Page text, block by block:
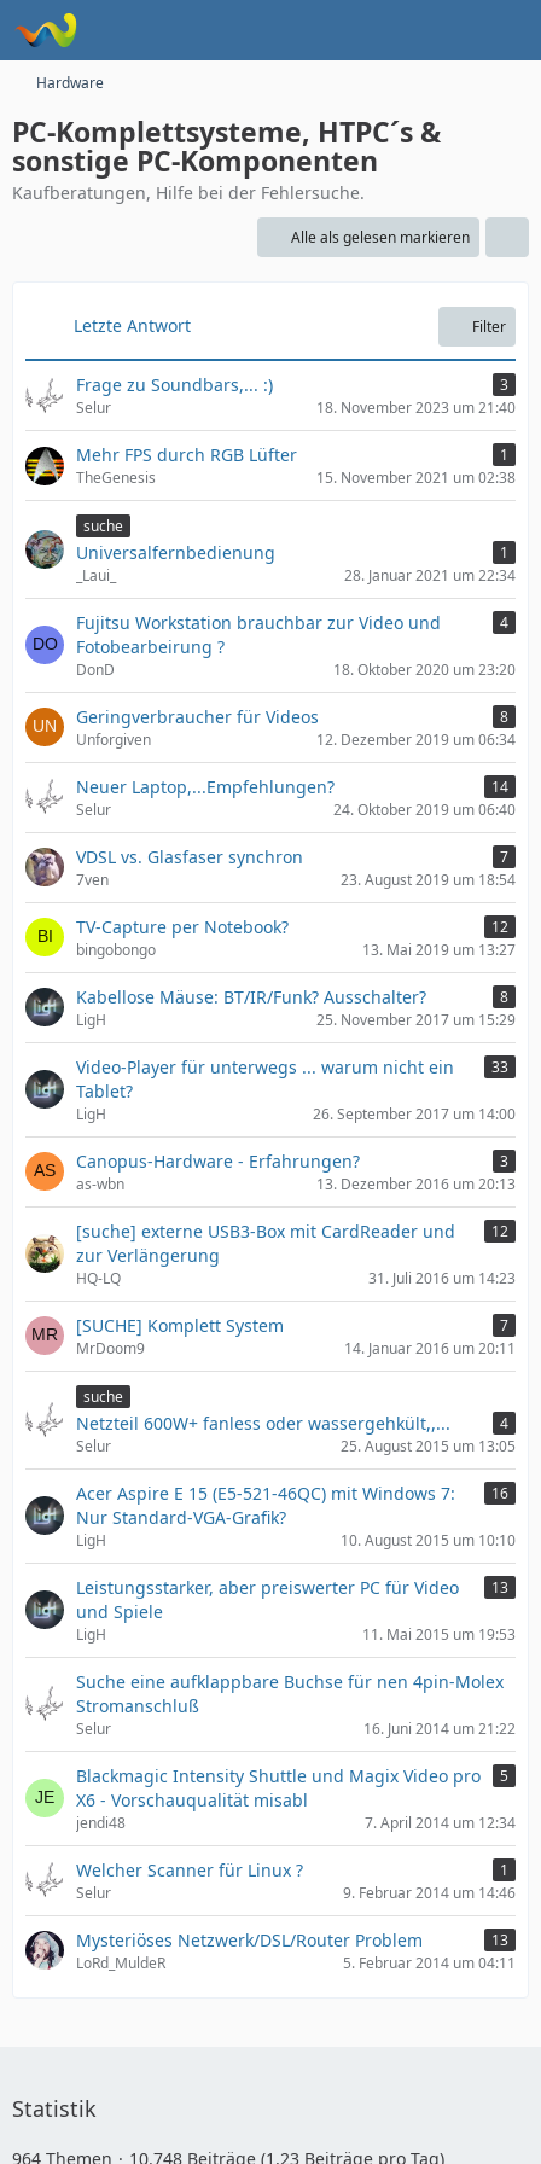
Hardware
PC-Komplettsysteme, HTPC´s &
sonstige PC-Komponenten
Kaufberatungen, Hilfe bei der Fehlersuche.
Alle als gelesen markieren
Letzte Antwort Filter
Frage zu Soundbars,... :)
3
Selur
18. November 2023 um 21:40
Mehr FPS durch RGB Lüfter
1
TheGenesis
15. November 2021 um 02:38
suche
Universalfernbedienung
1
_Laui_
28. Januar 2021 um 22:34
Fujitsu Workstation brauchbar zur Video und
Fotobearbeirung ?
4
DonD 18. Oktober 2020 um 23:20
Geringverbraucher für Videos
8
Unforgiven
12. Dezember 2019 um 06:34
Neuer Laptop,...Empfehlungen?
14
Selur
24. Oktober 2019 um 06:40
VDSL vs. Glasfaser synchron
7
7ven
23. August 2019 um 18:54
TV-Capture per Notebook?
12
bingobongo
13. Mai 2019 um 13:27
Kabellose Mäuse: BT/IR/Funk? Ausschalter?
8
LigH
25. November 2017 um 15:29
Video-Player für unterwegs ... warum nicht ein
Tablet?
33
LigH 26. September 2017 um 14:00
Canopus-Hardware - Erfahrungen?
3
as-wbn
13. Dezember 2016 um 20:13
[suche] externe USB3-Box mit CardReader und
zur Verlängerung
12
HQ-LQ 31. Juli 2016 um 14:23
[SUCHE] Komplett System
7
MrDoom9
14. Januar 2016 um 20:11
suche
Netzteil 600W+ fanless oder wassergehkült,,...
4
Selur
25. August 2015 um 13:05
Acer Aspire E 15 (E5-521-46QC) mit Windows 7:
Nur Standard-VGA-Grafik?
16
LigH 10. August 2015 um 10:10
Leistungsstarker, aber preiswerter PC für Video
und Spiele
13
LigH 11. Mai 2015 um 19:53
Suche eine aufklappbare Buchse für nen 4pin-Molex
Stromanschluß
Selur 16. Juni 2014 um 21:22
Blackmagic Intensity Shuttle und Magix Video pro
X6 - Vorschauqualität misabl
5
jendi48 7. April 2014 um 12:34
Welcher Scanner für Linux ?
1
Selur
9. Februar 2014 um 14:46
Mysteriöses Netzwerk/DSL/Router Problem
13
LoRd_MuldeR
5. Februar 2014 um 04:11
Statistik
964 Themen 10.748 Beiträge (1,23 Beiträge pro Tag)